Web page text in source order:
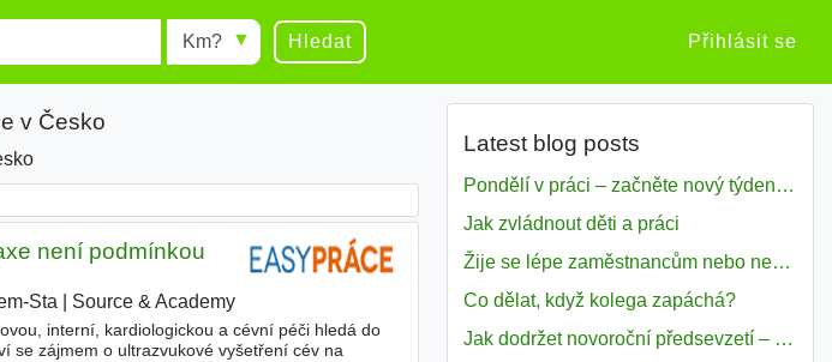
Radius Hledat Přihlásit se
v Česko
není podmínkou
Sta Source & Academy
interní, kardiologickou a cévní péči hledá do
se zájmem o ultrazvukové vyšetření cév na
Latest blog posts
Pondělí v práci – začněte nový týden s motivací
Jak zvládnout děti a práci
Žije se lépe zaměstnancům nebo nezavislým pracovníkům
Co dělat, když kolega zapáchá?
Jak dodržet novoroční předsevzetí – naše tipy pro dobrý začátek roku 2018